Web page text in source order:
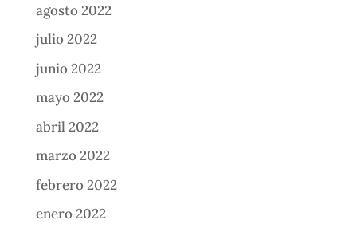
agosto 2022
julio 2022
junio 2022
mayo 2022
abril 2022
marzo 2022
febrero 2022
enero 2022